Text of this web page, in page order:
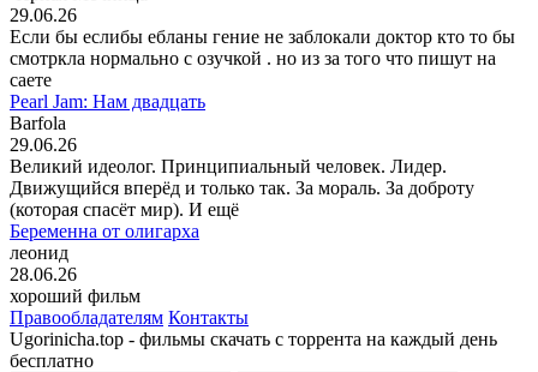
29.06.26
Если бы еслибы ебланы гение не заблокали доктор кто то бы
смотркла нормально с озучкой . но из за того что пишут на
саете
Pearl Jam: Нам двадцать
Barfola
29.06.26
Великий идеолог. Принципиальный человек. Лидер.
Движущийся вперёд и только так. За мораль. За доброту
(которая спасёт мир). И ещё
Беременна от олигарха
леонид
28.06.26
хороший фильм
Правообладателям Контакты
Ugorinicha.top - фильмы скачать с торрента на каждый день
бесплатно